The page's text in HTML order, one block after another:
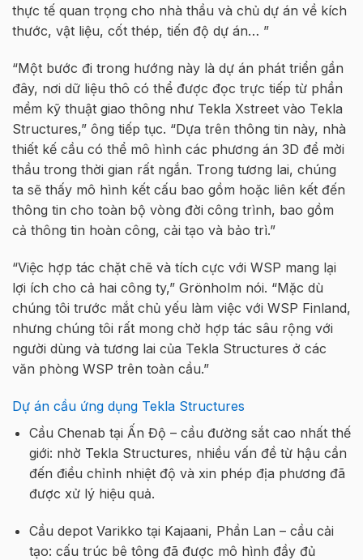
thực tế quan trọng cho nhà thầu và chủ dự án về kích
thước, vật liệu, cốt thép, tiến độ dự án… ”
“Một bước đi trong hướng này là dự án phát triển gần
đây, nơi dữ liệu thô có thể được đọc trực tiếp từ phần
mềm kỹ thuật giao thông như Tekla Xstreet vào Tekla
Structures,” ông tiếp tục. “Dựa trên thông tin này, nhà
thiết kế cầu có thể mô hình các phương án 3D để mời
thầu trong thời gian rất ngắn. Trong tương lai, chúng
ta sẽ thấy mô hình kết cấu bao gồm hoặc liên kết đến
thông tin cho toàn bộ vòng đời công trình, bao gồm
cả thông tin hoàn công, cải tạo và bảo trì.”
“Việc hợp tác chặt chẽ và tích cực với WSP mang lại
lợi ích cho cả hai công ty,” Grönholm nói. “Mặc dù
chúng tôi trước mắt chủ yếu làm việc với WSP Finland,
nhưng chúng tôi rất mong chờ hợp tác sâu rộng với
người dùng và tương lai của Tekla Structures ở các
văn phòng WSP trên toàn cầu.”
Dự án cầu ứng dụng Tekla Structures
Cầu Chenab tại Ấn Độ – cầu đường sắt cao nhất thế
giới: nhờ Tekla Structures, nhiều vấn đề từ hậu cần
đến điều chỉnh nhiệt độ và xin phép địa phương đã
được xử lý hiệu quả.
Cầu depot Varikko tại Kajaani, Phần Lan – cầu cải
tạo: cấu trúc bê tông đã được mô hình đầy đủ